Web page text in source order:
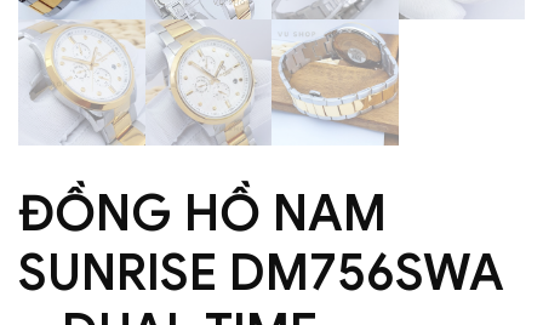
ĐỒNG HỒ NAM
SUNRISE DM756SWA